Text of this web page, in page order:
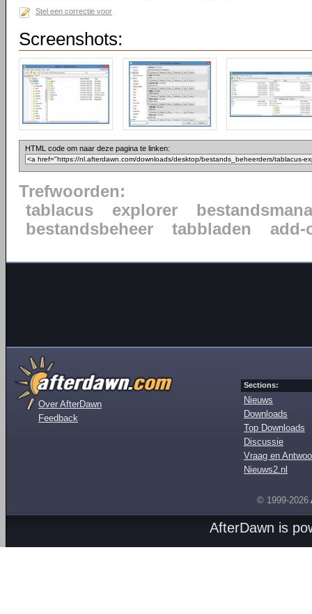
Stel een correctie voor
Screenshots:
HTML code om naar deze pagina te linken:
Trefwoorden:
tablacus
explorer
bestandsbeheer
tabbladen add-
Over AfterDawn
Feedback
Sections:
Nieuws
Downloads
Top Downloads
Discussie
Vraag en
Nieuws2.nl
© 1999-2026
AfterDawn is